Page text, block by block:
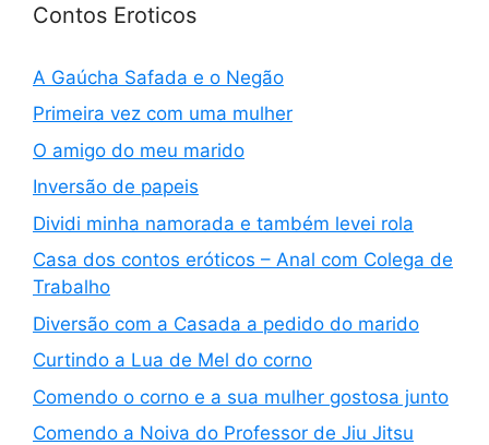
Contos Eroticos
A Gaúcha Safada e o Negão
Primeira vez com uma mulher
O amigo do meu marido
Inversão de papeis
Dividi minha namorada e também levei rola
Casa dos contos eróticos – Anal com Colega de
Trabalho
Diversão com a Casada a pedido do marido
Curtindo a Lua de Mel do corno
Comendo o corno e a sua mulher gostosa junto
Comendo a Noiva do Professor de Jiu Jitsu